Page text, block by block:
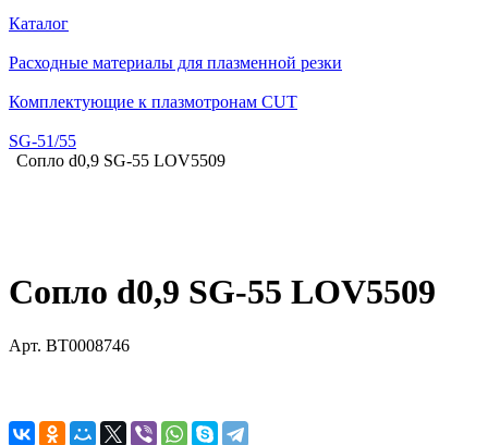
Каталог
Расходные материалы для плазменной резки
Комплектующие к плазмотронам CUT
SG-51/55
Сопло d0,9 SG-55 LOV5509
Сопло d0,9 SG-55 LOV5509
Арт. BT0008746